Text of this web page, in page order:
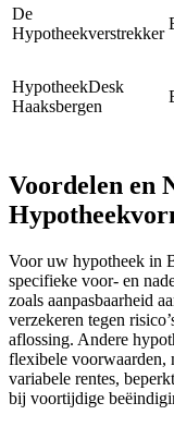
De
Hypotheekverstrekker
HypotheekDesk
Haaksbergen
Voordelen en
Voor uw hypotheek in
specifieke voor- en
zoals aanpasbaarheid
verzekeren tegen
aflossing. Andere
flexibele voorwaarden,
variabele rentes,
bij voortijdige